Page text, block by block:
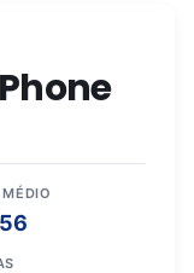
MÉDIO